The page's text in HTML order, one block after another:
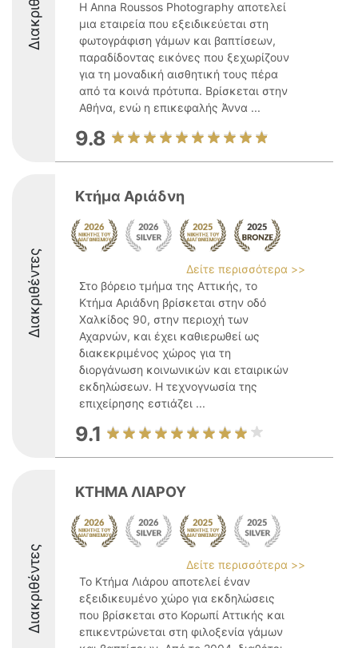
Η Anna Roussos Photography αποτελεί
μια εταιρεία που εξειδικεύεται στη
φωτογράφιση γάμων και βαπτίσεων,
παραδίδοντας εικόνες που ξεχωρίζουν
για τη μοναδική αισθητική τους πέρα
από τα κοινά πρότυπα. Βρίσκεται στην
Αθήνα, ενώ η επικεφαλής Άννα ...
9.8
Διακριθέντες
Κτήμα Αριάδνη
Δείτε περισσότερα >>
Στο βόρειο τμήμα της Αττικής, το
Κτήμα Αριάδνη βρίσκεται στην οδό
Χαλκίδος 90, στην περιοχή των
Αχαρνών, και έχει καθιερωθεί ως
διακεκριμένος χώρος για τη
διοργάνωση κοινωνικών και εταιρικών
εκδηλώσεων. Η τεχνογνωσία της
επιχείρησης εστιάζει ...
9.1
Διακριθέντες
ΚΤΗΜΑ ΛΙΑΡΟΥ
Δείτε περισσότερα >>
Το Κτήμα Λιάρου αποτελεί έναν
εξειδικευμένο χώρο για εκδηλώσεις
που βρίσκεται στο Κορωπί Αττικής και
επικεντρώνεται στη φιλοξενία γάμων